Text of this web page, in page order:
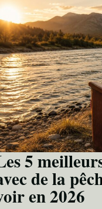
5
de la
en 2026